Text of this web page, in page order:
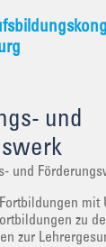
und
und
mit
zu
zur